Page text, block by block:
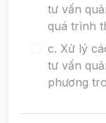
tư vấn
quá trình
c. Xử lý
tư vấn
phương